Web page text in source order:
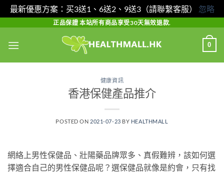
最新優惠方案：买3送1、6送2、9送3（請聯繫客服） 忽略
content
正品保證 本站所有商品享受30天無效退款.
0
健康資訊
香港保健產品推介
POSTED ON 2021-07-23 BY HEALTHMALL
網絡上男性保健品、壯陽藥品牌眾多、真假難辨，該如何選
擇適合自己的男性保健品呢？選保健品就像是約會，只有找